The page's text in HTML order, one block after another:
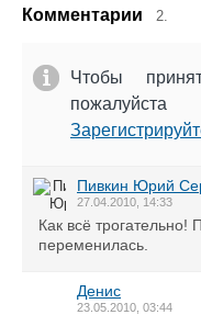
Комментарии 2.
Чтобы
Пивкин Юрий
27.04.2010, 14:33
Как всё трогательно!
переменилась.
Денис
23.05.2010, 03:44